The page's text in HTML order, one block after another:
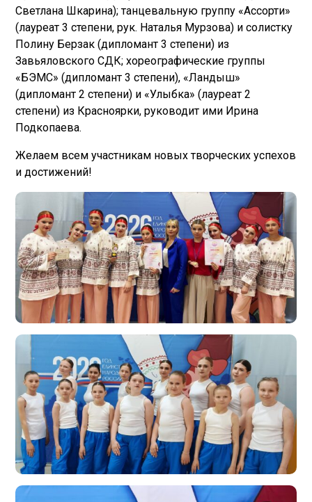
Светлана Шкарина); танцевальную группу «Ассорти»
(лауреат 3 степени, рук. Наталья Мурзова) и солистку
Полину Берзак (дипломант 3 степени) из
Завьяловского СДК; хореографические группы
«БЭМС» (дипломант 3 степени), «Ландыш»
(дипломант 2 степени) и «Улыбка» (лауреат 2
степени) из Красноярки, руководит ими Ирина
Подкопаева.
Желаем всем участникам новых творческих успехов
и достижений!